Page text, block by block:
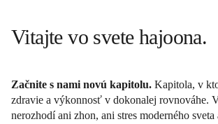
Vitajte vo svete hajoona.
Začnite s nami novú kapitolu. Kapitola, v
zdravie a výkonnosť v dokonalej rovnováhe.
nerozhodí ani zhon, ani stres moderného